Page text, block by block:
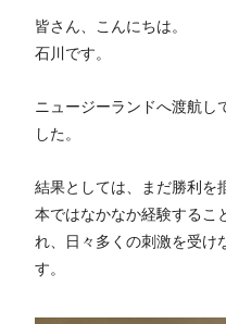
皆さん、こんにちは。
石川です。
ニュージーランドへ渡航し
した。
結果としては、まだ勝利を
本ではなかなか経験するこ
れ、日々多くの刺激を受け
す。